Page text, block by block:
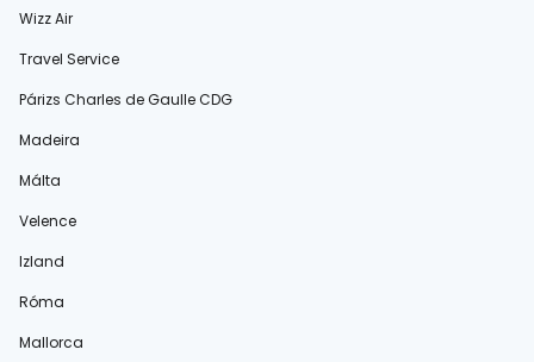
Wizz Air
Travel Service
Párizs Charles de Gaulle CDG
Madeira
Málta
Velence
Izland
Róma
Mallorca